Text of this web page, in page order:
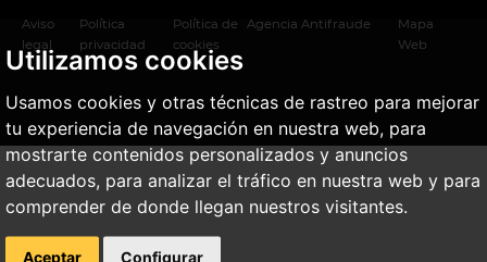
Utilizamos cookies
Usamos cookies y otras técnicas de rastreo para mejorar
tu experiencia de navegación en nuestra web, para
mostrarte contenidos personalizados y anuncios
adecuados, para analizar el tráfico en nuestra web y para
comprender de donde llegan nuestros visitantes.
Aceptar Configurar
Aviso
legal
Política
privacidad
Política de
cookies
Agencia Antifraude
Mapa
Web